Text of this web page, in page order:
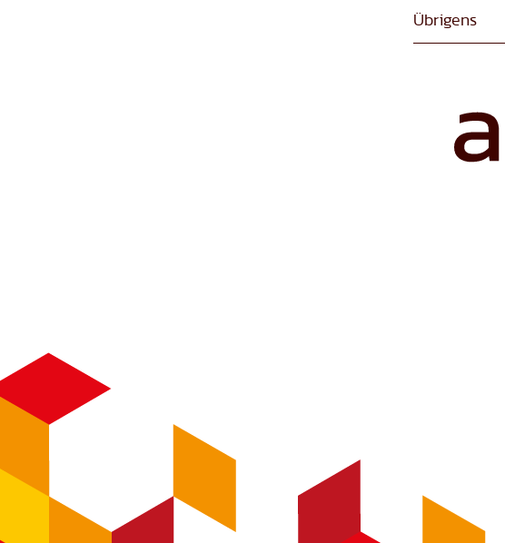
Übrigens